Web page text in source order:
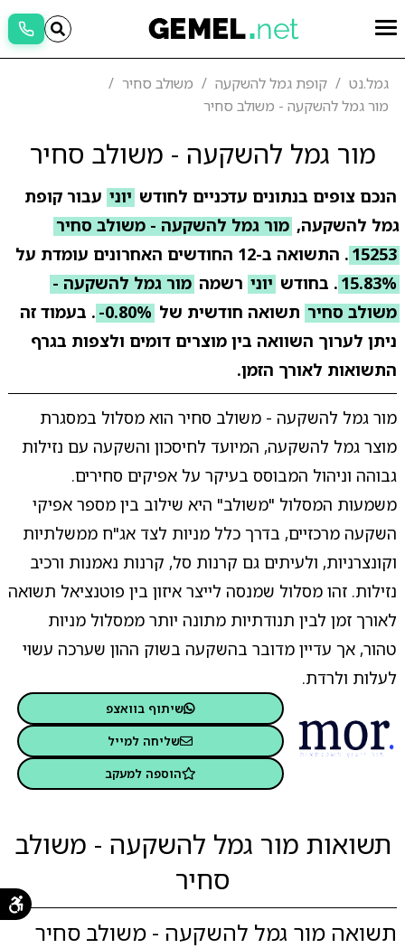
גמל.נט קופת גמל להשקעה
משולב סחיר
מור גמל להשקעה - משולב סחיר
מור גמל להשקעה - משולב סחיר
הנכם צופים בנתונים עדכניים לחודש יוני עבור קופת
גמל להשקעה, מור גמל להשקעה - משולב סחיר
15253 . התשואה ב-12 החודשים האחרונים עומדת על
15.83% . בחודש יוני רשמה מור גמל להשקעה -
משולב סחיר תשואה חודשית של -0.80% . בעמוד זה
ניתן לערוך השוואה בין מוצרים דומים ולצפות בגרף
התשואות לאורך הזמן.
מור גמל להשקעה - משולב סחיר הוא מסלול במסגרת
מוצר גמל להשקעה, המיועד לחיסכון והשקעה עם נזילות
גבוהה וניהול המבוסס בעיקר על אפיקים סחירים.
משמעות המסלול "משולב" היא שילוב בין מספר אפיקי
השקעה מרכזיים, בדרך כלל מניות לצד אג"ח ממשלתיות
וקונצרניות, ולעיתים גם קרנות סל, קרנות נאמנות ורכיב
נזילות. זהו מסלול שמנסה לייצר איזון בין פוטנציאל תשואה
לאורך זמן לבין תנודתיות מתונה יותר ממסלול מניות
טהור, אך עדיין מדובר בהשקעה בשוק ההון שערכה עשוי
לעלות ולרדת.
שיתוף בוואצפ
שליחה למייל
הוספה למעקב
תשואות מור גמל להשקעה - משולב
סחיר
תשואה מור גמל להשקעה - משולב סחיר